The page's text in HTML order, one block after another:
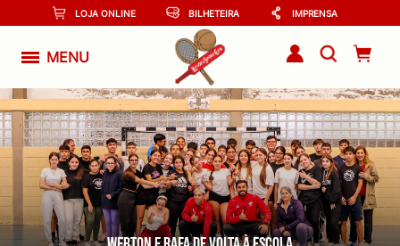
LOJA ONLINE BILHETEIRA IMPRENSA
MENU